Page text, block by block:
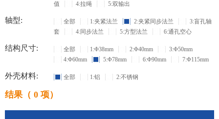
值
4:拉绳 5:双输出
轴型: 全部 1:夹紧法兰 2:夹紧同步法兰
3:盲孔轴
套
4:同步法兰 5:方型法兰 6:通孔空心
结构尺寸: 全部 1:Φ38mm 2:Φ40mm
3:Φ50mm
4:Φ60mm
5:Φ78mm 6:Φ90mm 7:Φ115mm
外壳材料: 全部 1:铝 2:不锈钢
结果（ 0 项）